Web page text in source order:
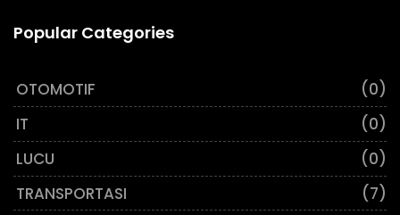
Popular Categories
OTOMOTIF
(0)
IT
(0)
LUCU
(0)
TRANSPORTASI
(7)